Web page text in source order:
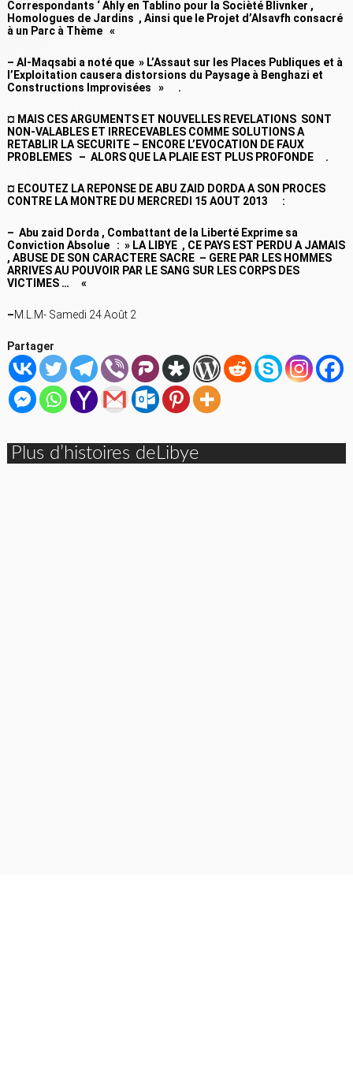
Correspondants ‘ Ahly en Tablino pour la Socièté Blivnker ,
Homologues de Jardins , Ainsi que le Projet d’Alsavfh consacré
à un Parc à Thème «
– Al-Maqsabi a noté que » L’Assaut sur les Places Publiques et à
l’Exploitation causera distorsions du Paysage à Benghazi et
Constructions Improvisées » .
¤ MAIS CES ARGUMENTS ET NOUVELLES REVELATIONS SONT
NON-VALABLES ET IRRECEVABLES COMME SOLUTIONS A
RETABLIR LA SECURITE – ENCORE L’EVOCATION DE FAUX
PROBLEMES – ALORS QUE LA PLAIE EST PLUS PROFONDE .
¤ ECOUTEZ LA REPONSE DE ABU ZAID DORDA A SON PROCES
CONTRE LA MONTRE DU MERCREDI 15 AOUT 2013 :
– Abu zaid Dorda , Combattant de la Liberté Exprime sa
Conviction Absolue : » LA LIBYE , CE PAYS EST PERDU A JAMAIS
, ABUSE DE SON CARACTERE SACRE – GERE PAR LES HOMMES
ARRIVES AU POUVOIR PAR LE SANG SUR LES CORPS DES
VICTIMES … «
–M.L.M- Samedi 24 Août 2
Partager
Plus d’histoires deLibye